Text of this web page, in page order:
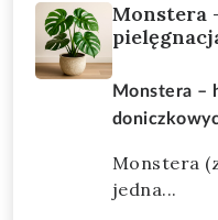
Monstera
Monstera –
Monstera
jedna...